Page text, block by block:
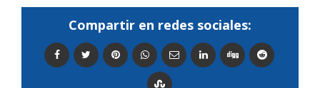
Compartir en redes sociales: